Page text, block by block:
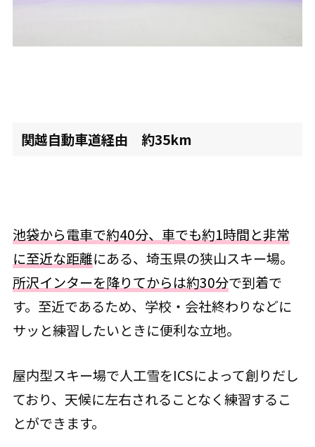
関越自動車道経由 約35km
池袋から電車で約40分、車でも約1時間と非常
に至近な距離にある、埼玉県の狭山スキー場。
所沢インターを降りてからは約30分で到着で
す。至近であるため、学校・会社終わりなどに
サッと練習したいときに便利な立地。
屋内型スキー場で人工雪をICSによって創りだし
ており、天候に左右されることなく練習するこ
とができます。